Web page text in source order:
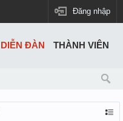
Đăng nhập
DIỄN ĐÀN THÀNH VIÊN